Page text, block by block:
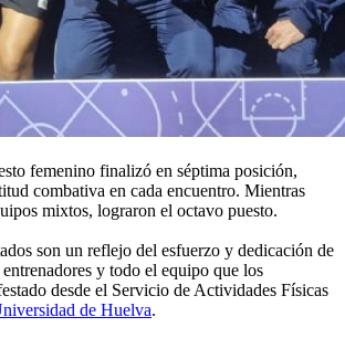
femenino finalizó en séptima posición,
combativa en cada encuentro. Mientras
mixtos, lograron el octavo puesto.
son un reflejo del esfuerzo y dedicación de
y todo el equipo que los
desde el Servicio de Actividades Físicas
de Huelva.